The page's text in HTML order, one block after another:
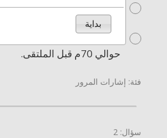
الاقتراب من ملتقى سكة حديد
حوالي 250م قبل الملتقى.
حوالي 70م قبل الملتقى.
فئة: إشارات المرور
سؤال: 2
بداية